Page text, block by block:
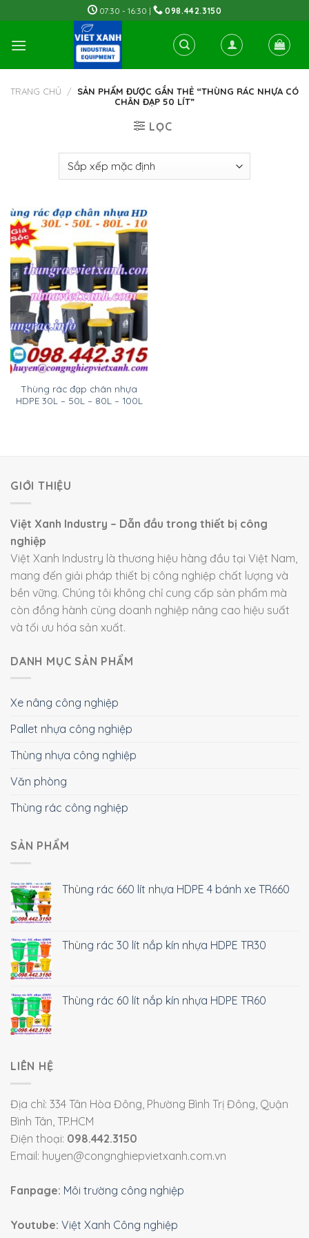
to
content
07:30 - 16:30 | 098.442.3150
TRANG CHỦ / SẢN PHẨM ĐƯỢC GẮN THẺ “THÙNG RÁC NHỰA CÓ
CHÂN ĐẠP 50 LÍT”
LỌC
Thùng rác đạp chân nhựa
HDPE 30L – 50L – 80L – 100L
GIỚI THIỆU
Việt Xanh Industry – Dẫn đầu trong thiết bị công
nghiệp
Việt Xanh Industry là thương hiệu hàng đầu tại Việt Nam,
mang đến giải pháp thiết bị công nghiệp chất lượng và
bền vững. Chúng tôi không chỉ cung cấp sản phẩm mà
còn đồng hành cùng doanh nghiệp nâng cao hiệu suất
và tối ưu hóa sản xuất.
DANH MỤC SẢN PHẨM
Xe nâng công nghiệp
Pallet nhựa công nghiệp
Thùng nhựa công nghiệp
Văn phòng
Thùng rác công nghiệp
SẢN PHẨM
Thùng rác 660 lít nhựa HDPE 4 bánh xe TR660
Thùng rác 30 lít nắp kín nhựa HDPE TR30
Thùng rác 60 lít nắp kín nhựa HDPE TR60
LIÊN HỆ
Địa chỉ: 334 Tân Hòa Đông, Phường Bình Trị Đông, Quận
Bình Tân, TP.HCM
Điện thoại: 098.442.3150
Email: huyen@congnghiepvietxanh.com.vn
Fanpage: Môi trường công nghiệp
Youtube: Việt Xanh Công nghiệp